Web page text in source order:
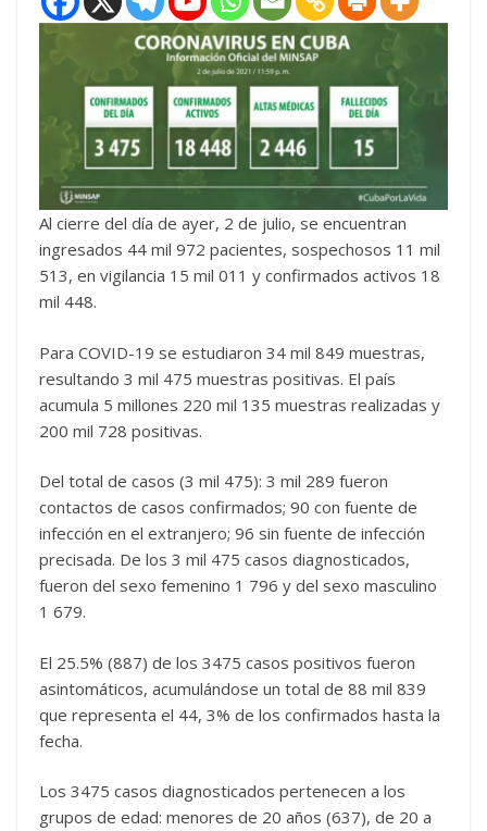
Al cierre del día de ayer, 2 de julio, se encuentran
ingresados 44 mil 972 pacientes, sospechosos 11 mil
513, en vigilancia 15 mil 011 y confirmados activos 18
mil 448.
Para COVID-19 se estudiaron 34 mil 849 muestras,
resultando 3 mil 475 muestras positivas. El país
acumula 5 millones 220 mil 135 muestras realizadas y
200 mil 728 positivas.
Del total de casos (3 mil 475): 3 mil 289 fueron
contactos de casos confirmados; 90 con fuente de
infección en el extranjero; 96 sin fuente de infección
precisada. De los 3 mil 475 casos diagnosticados,
fueron del sexo femenino 1 796 y del sexo masculino
1 679.
El 25.5% (887) de los 3475 casos positivos fueron
asintomáticos, acumulándose un total de 88 mil 839
que representa el 44, 3% de los confirmados hasta la
fecha.
Los 3475 casos diagnosticados pertenecen a los
grupos de edad: menores de 20 años (637), de 20 a